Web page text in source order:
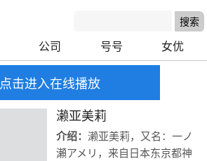
公司 号号 女优
点击进入在线播放
濑亚美莉
介绍： 濑亚美莉，又名：一ノ
瀬アメリ，来自日本东京都神